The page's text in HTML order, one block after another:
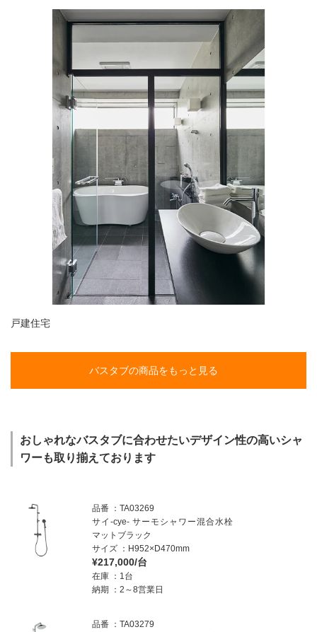
戸建住宅
バスタブの商品をもっと見る
おしゃれなバスタブに合わせたいデザイン性の高いシャ
ワーも取り揃えております
品番
TA03269
サイ-cye- サーモシャワー混合水栓
マットブラック
サイズ
H952×D470mm
¥217,000/台
在庫
1台
納期
2～8営業日
品番
TA03279